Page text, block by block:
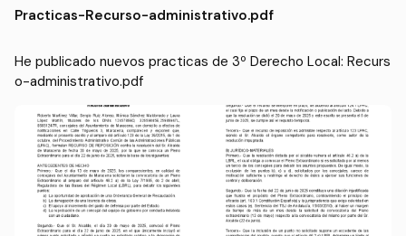
Practicas-Recurso-administrativo.pdf
He publicado nuevos practicas de 3º Derecho Local: Recurs
o-administrativo.pdf